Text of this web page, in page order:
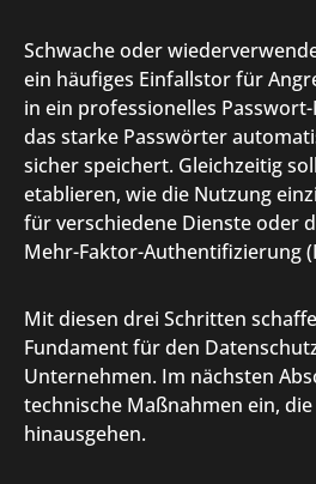
Schwache oder
ein häufiges Einfallstor für
in ein professionelles
das starke Passwörter
sicher speichert. Gleichzeitig
etablieren, wie die Nutzung
für verschiedene Dienste oder
Mehr-Faktor-Authentifizierung
Mit diesen drei Schritten
Fundament für den
Unternehmen. Im nächsten
technische Maßnahmen ein,
hinausgehen.